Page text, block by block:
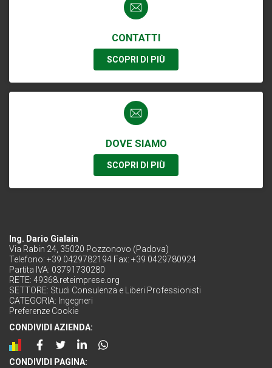
CONTATTI
SCOPRI DI PIÙ
DOVE SIAMO
SCOPRI DI PIÙ
Ing. Dario Gialain
Via Rabin 24, 35020 Pozzonovo (Padova)
Telefono: +39 0429782194 Fax: +39 0429780924
Partita IVA: 03791730280
RETE: 49368.reteimprese.org
SETTORE: Studi Consulenza e Liberi Professionisti
CATEGORIA: Ingegneri
Preferenze Cookie
CONDIVIDI AZIENDA:
CONDIVIDI PAGINA: